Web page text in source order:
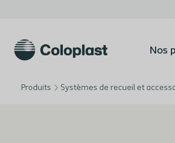
Nos
Produits